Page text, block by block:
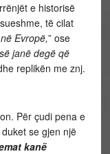
e historisë
të cilat
Evropë,” ose
janë degë që
replikën me znj.
Për çudi pena e
se gjen një
kanë